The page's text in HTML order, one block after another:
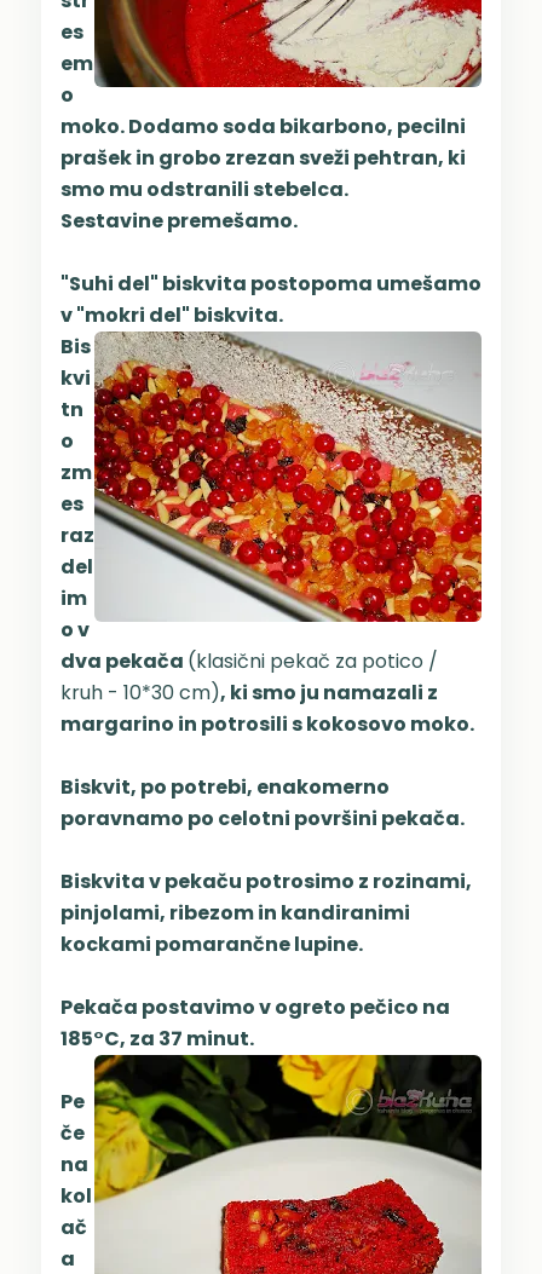
es
em
o
moko. Dodamo soda bikarbono, pecilni
prašek in grobo zrezan sveži pehtran, ki
smo mu odstranili stebelca.
Sestavine premešamo.
"Suhi del" biskvita postopoma umešamo
v "mokri del" biskvita.
Bis
kvi
tn
o
zm
es
raz
del
im
o v
dva pekača (klasični pekač za potico /
kruh - 10*30 cm), ki smo ju namazali z
margarino in potrosili s kokosovo moko.
Biskvit, po potrebi, enakomerno
poravnamo po celotni površini pekača.
Biskvita v pekaču potrosimo z rozinami,
pinjolami, ribezom in kandiranimi
kockami pomarančne lupine.
Pekača postavimo v ogreto pečico na
185°C, za 37 minut.
Pe
če
na
kol
ač
a